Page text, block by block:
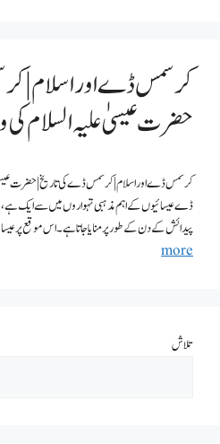
کرسمس ڈے اور اسلام |
حضرت عیسیٰ علیہ السلام
کرسمس ڈے اور اسلام | کرسمس ڈے کی تاریخ | حضرت
پیدائش کے دن کے طور پر منایا جاتا ہے۔ اس موقع پر
more
تلاش